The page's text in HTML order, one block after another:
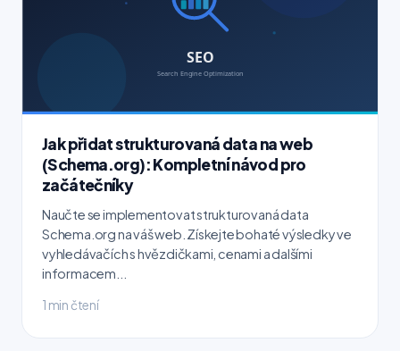
Jak přidat strukturovaná data na web
(Schema.org): Kompletní návod pro
začátečníky
Naučte se implementovat strukturovaná data
Schema.org na váš web. Získejte bohaté výsledky ve
vyhledávačích s hvězdičkami, cenami a dalšími
informacem...
1 min čtení